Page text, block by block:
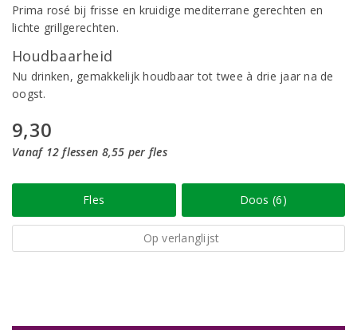
Prima rosé bij frisse en kruidige mediterrane gerechten en
lichte grillgerechten.
Houdbaarheid
Nu drinken, gemakkelijk houdbaar tot twee à drie jaar na de
oogst.
9,30
Vanaf 12 flessen 8,55 per fles
Fles Doos (6)
Op verlanglijst